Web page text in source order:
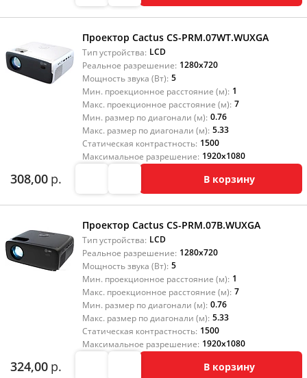
Проектор Cactus CS-PRM.07WT.WUXGA
Тип устройства: LCD
Реальное разрешение: 1280x720
Мощность звука (Вт): 5
Мин. проекционное расстояние (м): 1
Макс. проекционное расстояние (м): 7
Мин. размер по диагонали (м): 0.76
Макс. размер по диагонали (м): 5.33
Статическая контрастность: 1500
Максимальное разрешение: 1920x1080
308,00 р. В корзину
Проектор Cactus CS-PRM.07B.WUXGA
Тип устройства: LCD
Реальное разрешение: 1280x720
Мощность звука (Вт): 5
Мин. проекционное расстояние (м): 1
Макс. проекционное расстояние (м): 7
Мин. размер по диагонали (м): 0.76
Макс. размер по диагонали (м): 5.33
Статическая контрастность: 1500
Максимальное разрешение: 1920x1080
324,00 р. В корзину